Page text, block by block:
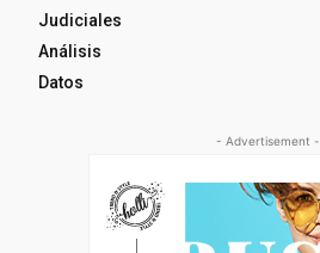
Judiciales
Análisis
Datos
- Advertisement -